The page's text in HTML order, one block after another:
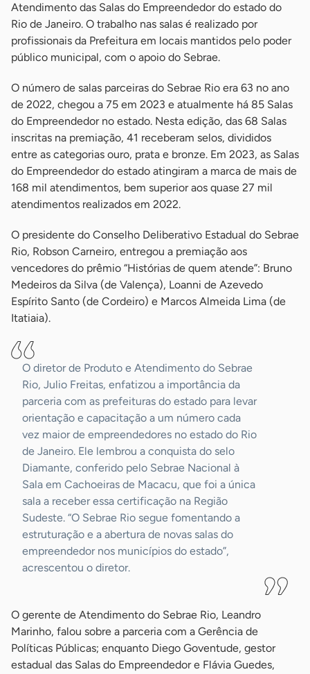
Atendimento das Salas do Empreendedor do estado do
Rio de Janeiro. O trabalho nas salas é realizado por
profissionais da Prefeitura em locais mantidos pelo poder
público municipal, com o apoio do Sebrae.
O número de salas parceiras do Sebrae Rio era 63 no ano
de 2022, chegou a 75 em 2023 e atualmente há 85 Salas
do Empreendedor no estado. Nesta edição, das 68 Salas
inscritas na premiação, 41 receberam selos, divididos
entre as categorias ouro, prata e bronze. Em 2023, as Salas
do Empreendedor do estado atingiram a marca de mais de
168 mil atendimentos, bem superior aos quase 27 mil
atendimentos realizados em 2022.
O presidente do Conselho Deliberativo Estadual do Sebrae
Rio, Robson Carneiro, entregou a premiação aos
vencedores do prêmio “Histórias de quem atende”: Bruno
Medeiros da Silva (de Valença), Loanni de Azevedo
Espírito Santo (de Cordeiro) e Marcos Almeida Lima (de
Itatiaia).
O diretor de Produto e Atendimento do Sebrae
Rio, Julio Freitas, enfatizou a importância da
parceria com as prefeituras do estado para levar
orientação e capacitação a um número cada
vez maior de empreendedores no estado do Rio
de Janeiro. Ele lembrou a conquista do selo
Diamante, conferido pelo Sebrae Nacional à
Sala em Cachoeiras de Macacu, que foi a única
sala a receber essa certificação na Região
Sudeste. “O Sebrae Rio segue fomentando a
estruturação e a abertura de novas salas do
empreendedor nos municípios do estado”,
acrescentou o diretor.
O gerente de Atendimento do Sebrae Rio, Leandro
Marinho, falou sobre a parceria com a Gerência de
Políticas Públicas; enquanto Diego Goventude, gestor
estadual das Salas do Empreendedor e Flávia Guedes,